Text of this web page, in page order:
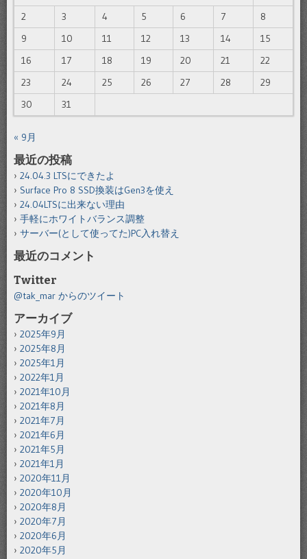
2
3 4 5 6 7
8
9
10 11 12 13 14
15
16
17 18 19 20 21
22
23
24 25 26 27 28
29
30
31
« 9月
最近の投稿
24.04.3 LTSにできたよ
Surface Pro 8 SSD換装はGen3を使え
24.04LTSに出来ない理由
手軽にホワイトバランス調整
サーバー(として使ってた)PC入れ替え
最近のコメント
Twitter
@tak_mar からのツイート
アーカイブ
2025年9月
2025年8月
2025年1月
2022年1月
2021年10月
2021年8月
2021年7月
2021年6月
2021年5月
2021年1月
2020年11月
2020年10月
2020年8月
2020年7月
2020年6月
2020年5月